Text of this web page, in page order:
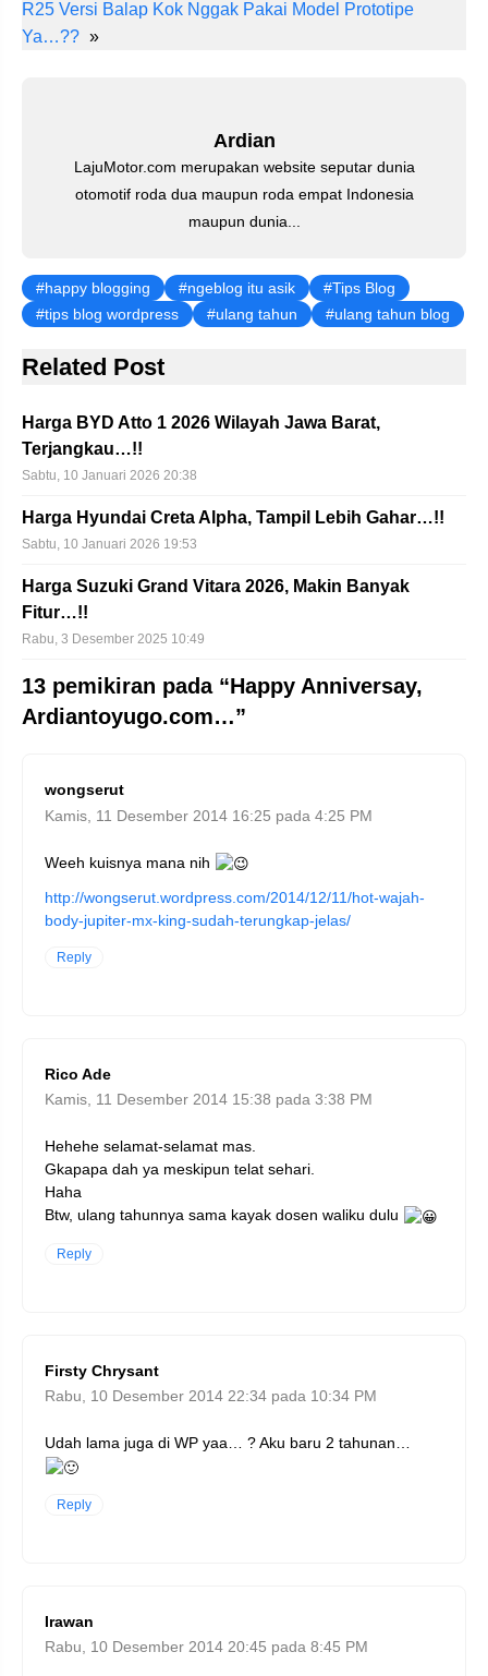
e
k
R25 Versi Balap Kok Nggak Pakai Model Prototipe
Ya…?? »
Ardian
LajuMotor.com merupakan website seputar dunia
otomotif roda dua maupun roda empat Indonesia
maupun dunia...
happy blogging ngeblog itu asik
Tips Blog
tips blog wordpress
ulang tahun ulang tahun blog
Related Post
Harga BYD Atto 1 2026 Wilayah Jawa Barat,
Terjangkau…!!
Sabtu, 10 Januari 2026 20:38
Harga Hyundai Creta Alpha, Tampil Lebih Gahar…!!
Sabtu, 10 Januari 2026 19:53
Harga Suzuki Grand Vitara 2026, Makin Banyak
Fitur…!!
Rabu, 3 Desember 2025 10:49
13 pemikiran pada “Happy Anniversay,
Ardiantoyugo.com…”
wongserut
Kamis, 11 Desember 2014 16:25 pada 4:25 PM
Weeh kuisnya mana nih
http://wongserut.wordpress.com/2014/12/11/hot-wajah-
body-jupiter-mx-king-sudah-terungkap-jelas/
Reply
Rico Ade
Kamis, 11 Desember 2014 15:38 pada 3:38 PM
Hehehe selamat-selamat mas.
Gkapapa dah ya meskipun telat sehari.
Haha
Btw, ulang tahunnya sama kayak dosen waliku dulu
Reply
Firsty Chrysant
Rabu, 10 Desember 2014 22:34 pada 10:34 PM
Udah lama juga di WP yaa… ? Aku baru 2 tahunan…
Reply
Irawan
Rabu, 10 Desember 2014 20:45 pada 8:45 PM